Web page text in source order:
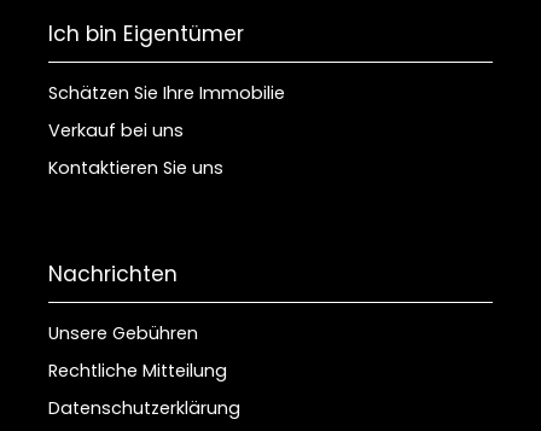
Ich bin Eigentümer
Schätzen Sie Ihre Immobilie
Verkauf bei uns
Kontaktieren Sie uns
Nachrichten
Unsere Gebühren
Rechtliche Mitteilung
Datenschutzerklärung